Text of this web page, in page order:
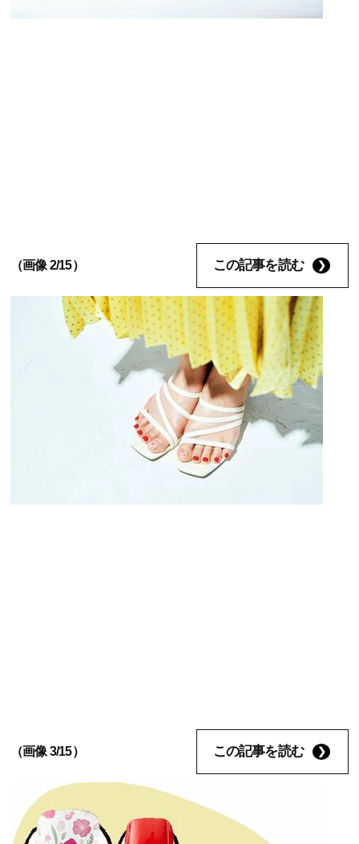
（画像 2/15） この記事を読む
（画像 3/15） この記事を読む